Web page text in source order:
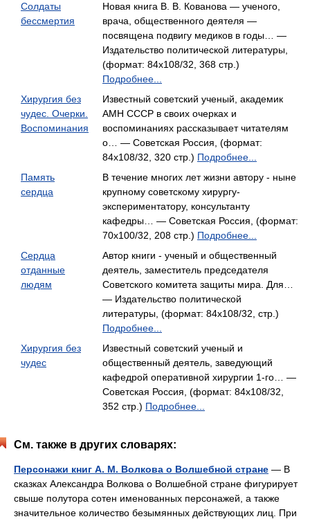
Солдаты
бессмертия
Новая книга В. В. Кованова — ученого,
врача, общественного деятеля —
посвящена подвигу медиков в годы… —
Издательство политической литературы,
(формат: 84x108/32, 368 стр.)
Подробнее...
Хирургия без
чудес. Очерки.
Воспоминания
Известный советский ученый, академик
АМН СССР в своих очерках и
воспоминаниях рассказывает читателям
о… — Советская Россия, (формат:
84x108/32, 320 стр.) Подробнее...
Память
сердца
В течение многих лет жизни автору - ныне
крупному советскому хирургу-
экспериментатору, консультанту
кафедры… — Советская Россия, (формат:
70x100/32, 208 стр.) Подробнее...
Сердца
отданные
людям
Автор книги - ученый и общественный
деятель, заместитель председателя
Советского комитета защиты мира. Для…
— Издательство политической
литературы, (формат: 84x108/32, стр.)
Подробнее...
Хирургия без
чудес
Известный советский ученый и
общественный деятель, заведующий
кафедрой оперативной хирургии 1-го… —
Советская Россия, (формат: 84x108/32,
352 стр.) Подробнее...
См. также в других словарях:
Персонажи книг А. М. Волкова о Волшебной стране — В
сказках Александра Волкова о Волшебной стране фигурирует
свыше полутора сотен именованных персонажей, а также
значительное количество безымянных действующих лиц. При